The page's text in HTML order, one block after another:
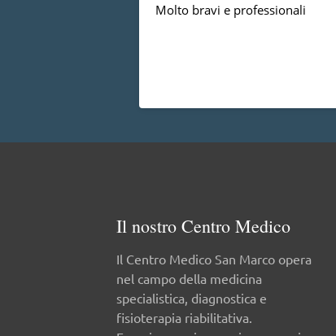
Molto bravi e professionali
Il nostro Centro Medico
Il Centro Medico San Marco opera
nel campo della medicina
specialistica, diagnostica e
fisioterapia riabilitativa.